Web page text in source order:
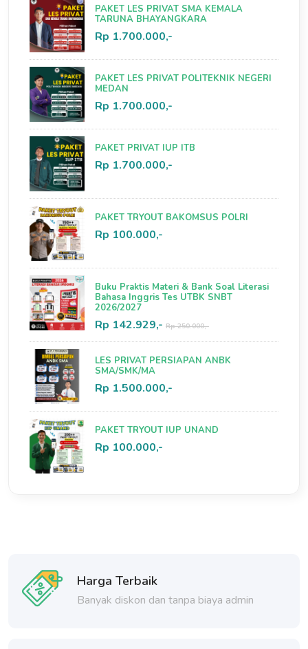
PAKET LES PRIVAT SMA KEMALA
TARUNA BHAYANGKARA
Rp 1.700.000,-
PAKET LES PRIVAT POLITEKNIK NEGERI
MEDAN
Rp 1.700.000,-
PAKET PRIVAT IUP ITB
Rp 1.700.000,-
PAKET TRYOUT BAKOMSUS POLRI
Rp 100.000,-
Buku Praktis Materi & Bank Soal Literasi
Bahasa Inggris Tes UTBK SNBT
2026/2027
Rp 142.929,- Rp 250.000,-
LES PRIVAT PERSIAPAN ANBK
SMA/SMK/MA
Rp 1.500.000,-
PAKET TRYOUT IUP UNAND
Rp 100.000,-
Harga Terbaik
Banyak diskon dan tanpa biaya admin